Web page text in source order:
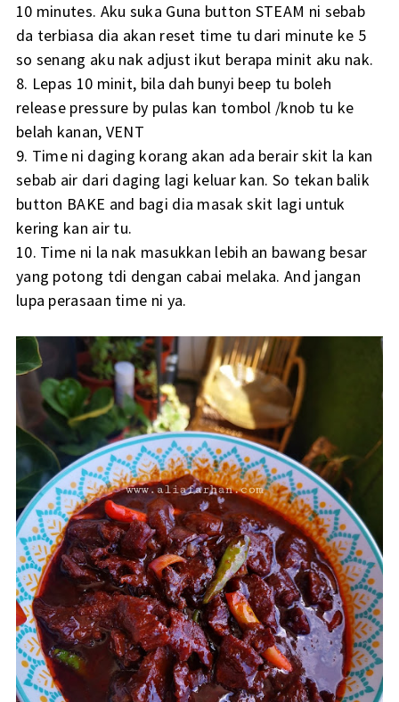
10 minutes. Aku suka Guna button STEAM ni sebab
da terbiasa dia akan reset time tu dari minute ke 5
so senang aku nak adjust ikut berapa minit aku nak.
8. Lepas 10 minit, bila dah bunyi beep tu boleh
release pressure by pulas kan tombol /knob tu ke
belah kanan, VENT
9. Time ni daging korang akan ada berair skit la kan
sebab air dari daging lagi keluar kan. So tekan balik
button BAKE and bagi dia masak skit lagi untuk
kering kan air tu.
10. Time ni la nak masukkan lebih an bawang besar
yang potong tdi dengan cabai melaka. And jangan
lupa perasaan time ni ya.